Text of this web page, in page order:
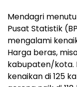
Mendagri
Pusat Statistik
mengalami
Harga beras,
kabupaten/kota.
kenaikan di 125